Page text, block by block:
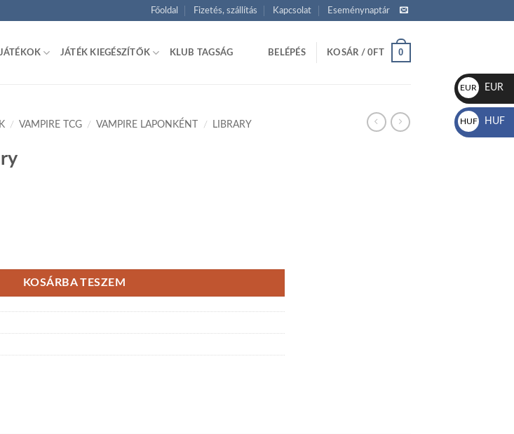
Főoldal Fizetés, szállítás Kapcsolat Eseménynaptár
JÁTÉK KIEGÉSZÍTŐK KLUB TAGSÁG BELÉPÉS KOSÁR /0FT 0
/ VAMPIRE TCG / VAMPIRE LAPONKÉNT /
LIBRARY
KOSÁRBA TESZEM
EUR
€
EUR
HUF
Ft
HUF